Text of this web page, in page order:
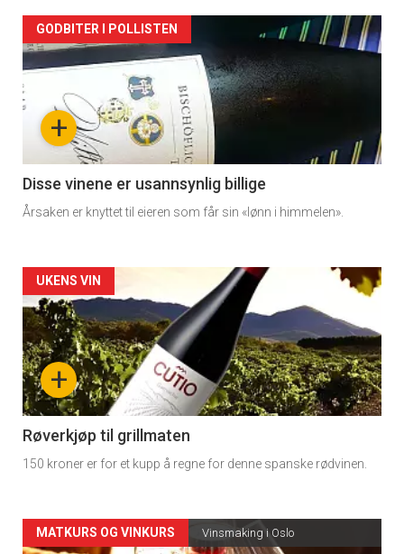
Forsiden
akkurat
nå
3
+
GODBITER I POLLISTEN
Disse vinene er usannsynlig billige
Årsaken er knyttet til eieren som får sin «lønn i himmelen».
Forsiden
akkurat
nå
-
4
+
UKENS VIN
Røverkjøp til grillmaten
150 kroner er for et kupp å regne for denne spanske rødvinen.
Forsiden
MATKURS OG VINKURS Vinsmaking i Oslo